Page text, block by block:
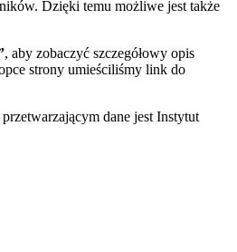
Dzięki temu możliwe jest także
, aby zobaczyć szczegółowy opis
strony umieściliśmy link do
dane jest Instytut